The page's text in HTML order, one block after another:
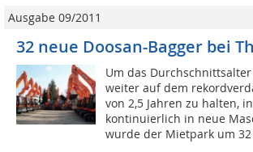
Ausgabe 09/2011
32 neue Doosan-Bagger bei
Um das
weiter auf dem
von 2,5 Jahren zu halten,
kontinuierlich in neue
wurde der Mietpark um 32